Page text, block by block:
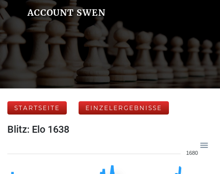
ACCOUNT SWEN
STARTSEITE EINZELERGEBNISSE
Blitz: Elo 1638
1680